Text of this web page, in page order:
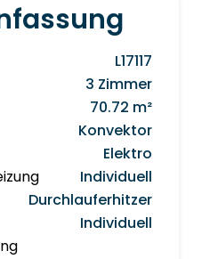
L17117
3 Zimmer
70.72 m²
Konvektor
Elektro
Individuell
Durchlauferhitzer
Individuell